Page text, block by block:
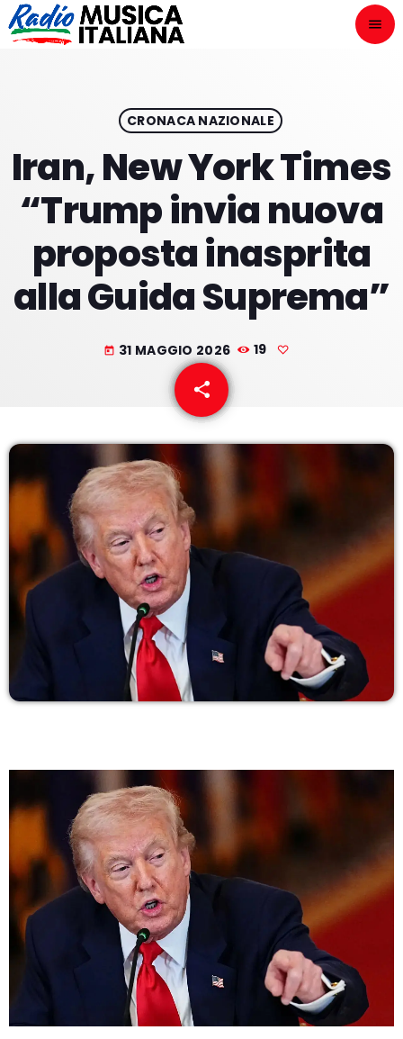
menu
play_arrow ONAIR
HOME
I VOLTI DELLA RADIO
LE NOTIZIE
CONTATTI
CRONACA NAZIONALE
Iran, New York Times
“Trump invia nuova
proposta inasprita
alla Guida Suprema”
today 31 MAGGIO 2026 19
share
email